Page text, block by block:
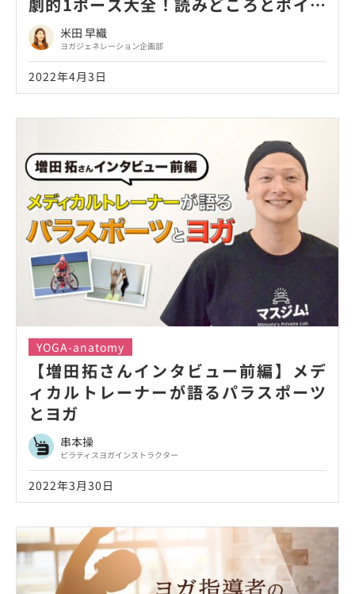
劇的1ポーズ大全！読みどころとポイン
トをご紹介！
米田 早織
ヨガジェネレーション企画部
2022年4月3日
YOGA-anatomy
【増田拓さんインタビュー前編】メデ
ィカルトレーナーが語るパラスポーツ
とヨガ
串本操
ピラティスヨガインストラクター
2022年3月30日